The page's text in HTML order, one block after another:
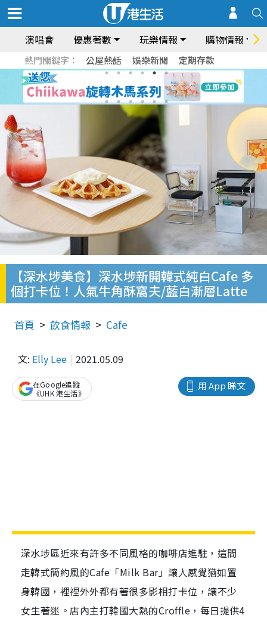
演唱會 優惠著數 玩樂情報 購物情報
熱門關鍵字： 公屋熱話 娛樂新聞 定期存款
【深水埗美食】深水埗新開韓式純白Cafe 多
個打卡位！人氣牛角酥窩夫/藍白漸層Latte
首頁 飲食情報 Cafe
文: Elly Lee 2021.05.09
用 App 睇文
在Google追蹤
《UHK 港生活》
深水埗區近來有許多不同風格的咖啡店進駐，這間
走韓式簡約風的Cafe「Milk Bar」讓人感覺猶如置
身韓國，裡裡外外都有著很多影相打卡位，讓不少
女生著迷。店內主打韓國大熱的Croffle，每日提供4